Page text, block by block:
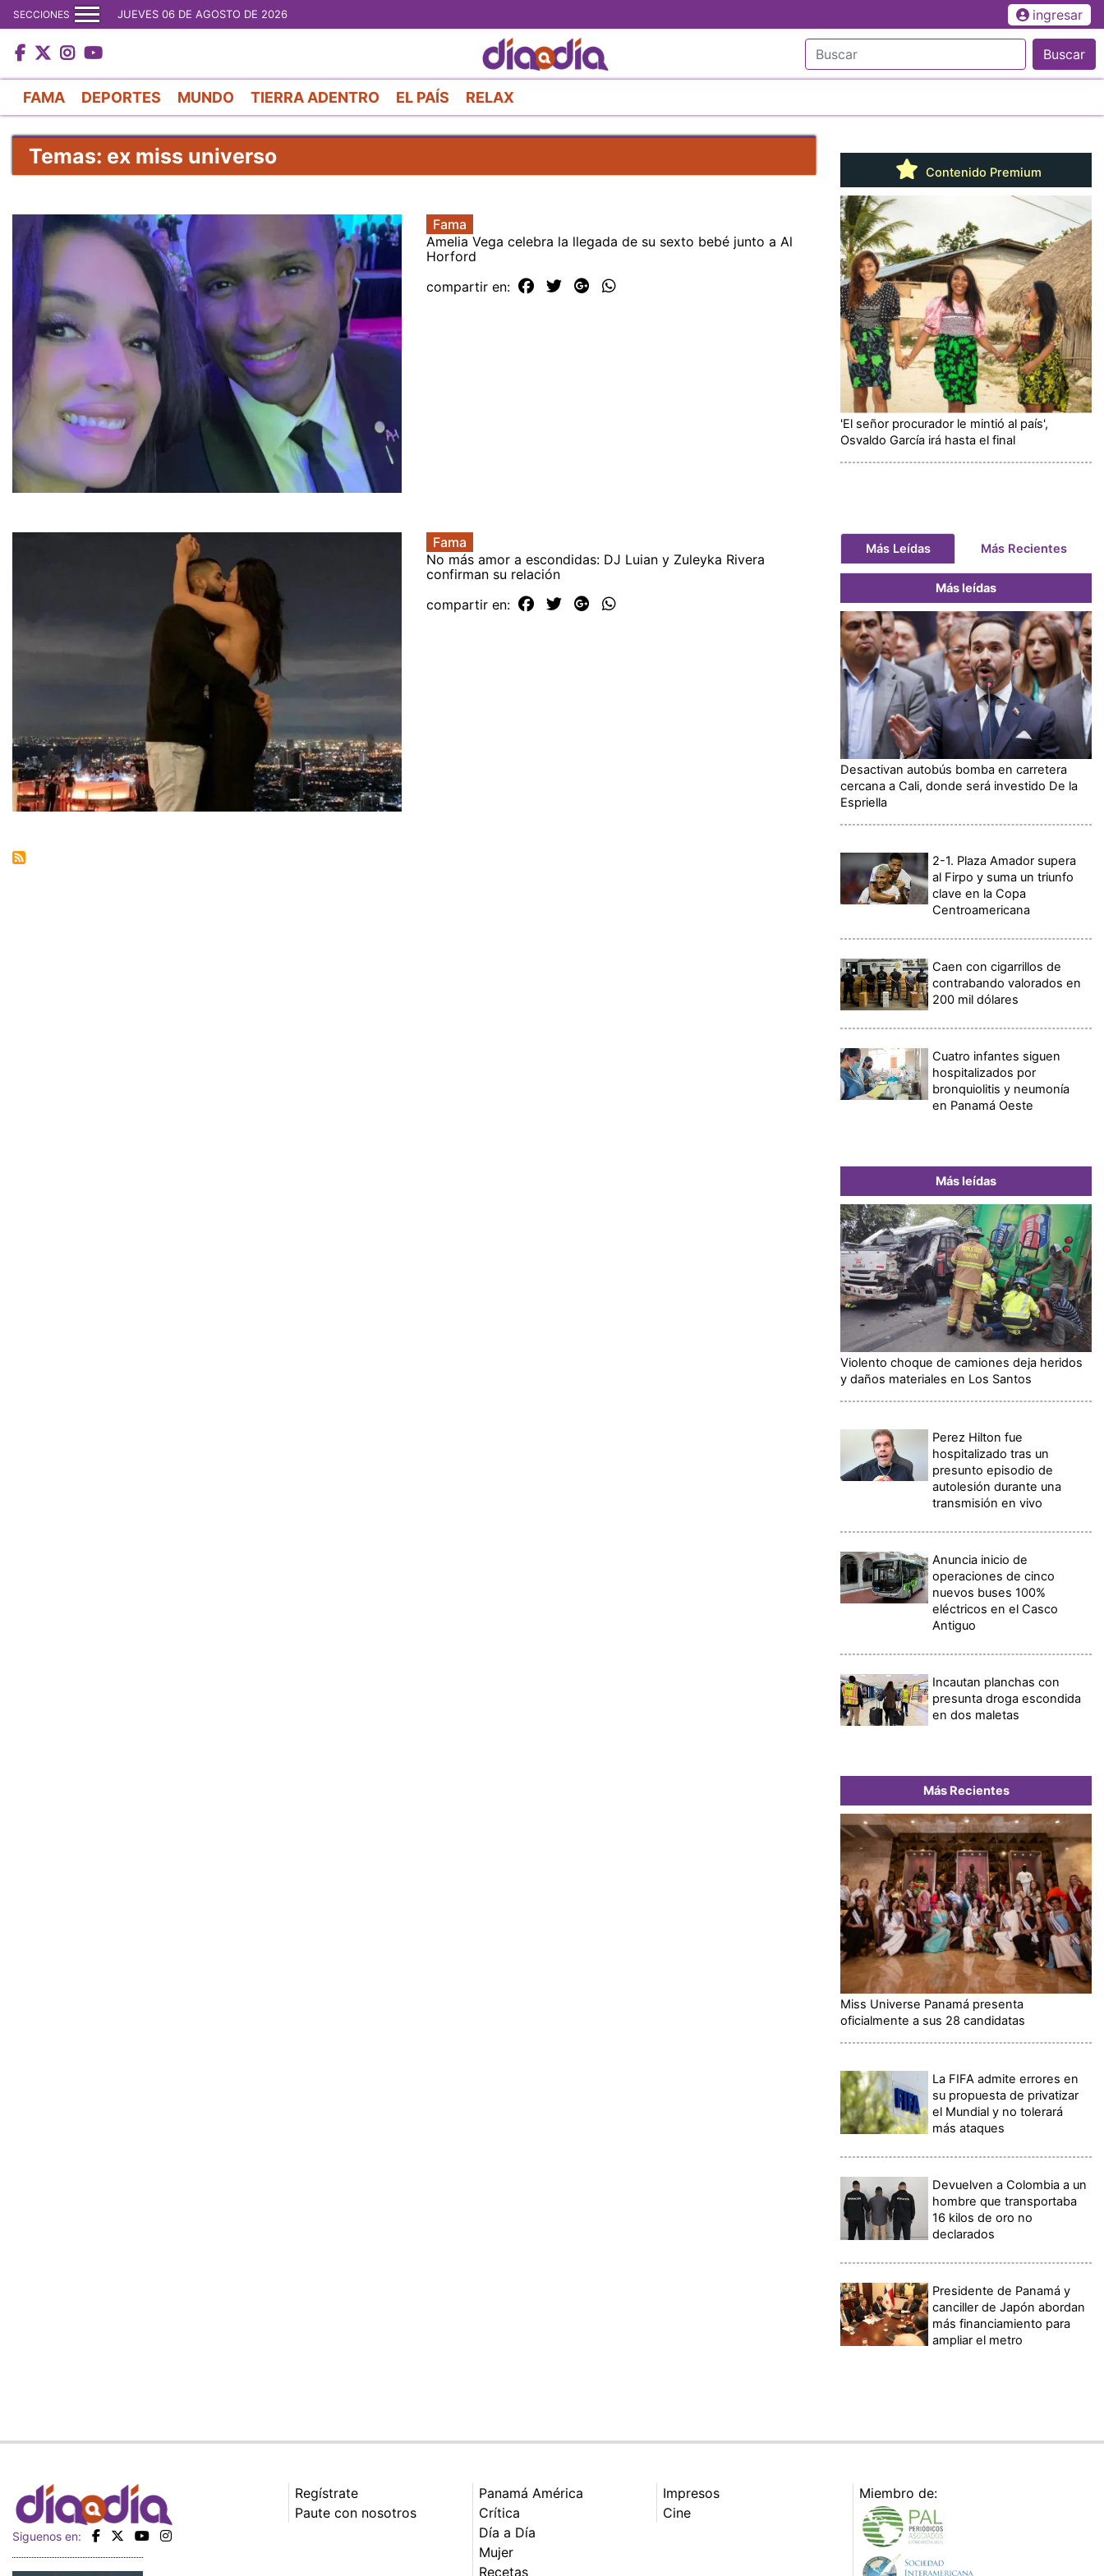
al
contenido
principal
SECCIONES JUEVES 06 DE AGOSTO DE 2026 ingresar
Buscar
FAMA DEPORTES MUNDO TIERRA ADENTRO EL PAÍS RELAX
Temas: ex miss universo
Fama
Amelia Vega celebra la llegada de su sexto bebé junto a Al
Horford
compartir en:
Fama
No más amor a escondidas: DJ Luian y Zuleyka Rivera
confirman su relación
compartir en:
Contenido Premium
'El señor procurador le mintió al país',
Osvaldo García irá hasta el final
Más Leídas Más Recientes
Más leídas
Desactivan autobús bomba en carretera
cercana a Cali, donde será investido De la
Espriella
2-1. Plaza Amador supera
al Firpo y suma un triunfo
clave en la Copa
Centroamericana
Caen con cigarrillos de
contrabando valorados en
200 mil dólares
Cuatro infantes siguen
hospitalizados por
bronquiolitis y neumonía
en Panamá Oeste
Más leídas
Violento choque de camiones deja heridos
y daños materiales en Los Santos
Perez Hilton fue
hospitalizado tras un
presunto episodio de
autolesión durante una
transmisión en vivo
Anuncia inicio de
operaciones de cinco
nuevos buses 100%
eléctricos en el Casco
Antiguo
Incautan planchas con
presunta droga escondida
en dos maletas
Más Recientes
Miss Universe Panamá presenta
oficialmente a sus 28 candidatas
La FIFA admite errores en
su propuesta de privatizar
el Mundial y no tolerará
más ataques
Devuelven a Colombia a un
hombre que transportaba
16 kilos de oro no
declarados
Presidente de Panamá y
canciller de Japón abordan
más financiamiento para
ampliar el metro
Siguenos en:
Regístrate
Paute con nosotros
Panamá América
Crítica
Día a Día
Mujer
Recetas
Impresos
Cine
Miembro de: